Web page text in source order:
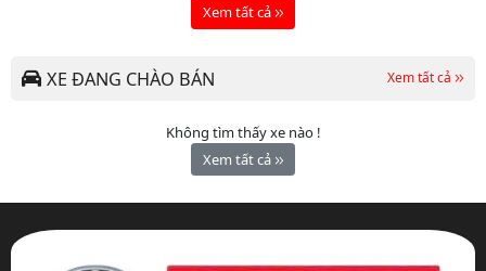
Xem tất cả
XE ĐANG CHÀO BÁN Xem tất cả
Không tìm thấy xe nào !
Xem tất cả